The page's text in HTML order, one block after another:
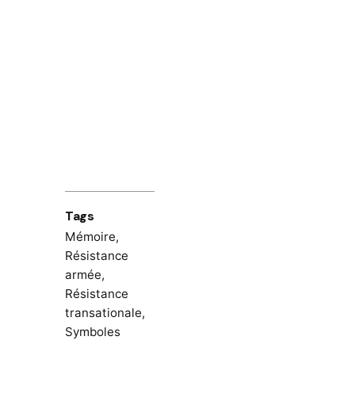
Tags
Mémoire,
Résistance
armée,
Résistance
transationale,
Symboles